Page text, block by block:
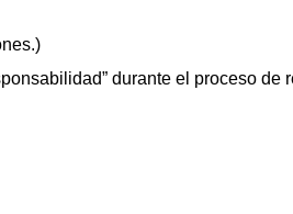
durante el proceso de